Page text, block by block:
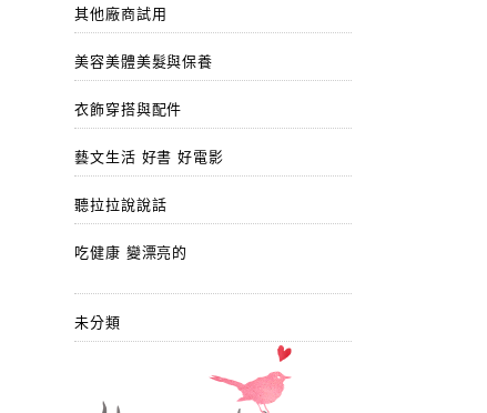
其他廠商試用
美容美體美髮與保養
衣飾穿搭與配件
藝文生活 好書 好電影
聽拉拉說說話
吃健康 變漂亮的
未分類